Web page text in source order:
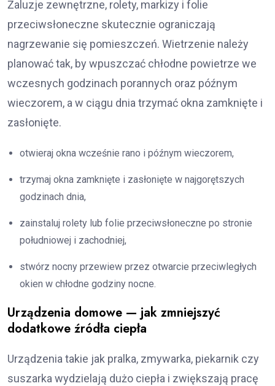
Żaluzje zewnętrzne, rolety, markizy i folie
przeciwsłoneczne skutecznie ograniczają
nagrzewanie się pomieszczeń. Wietrzenie należy
planować tak, by wpuszczać chłodne powietrze we
wczesnych godzinach porannych oraz późnym
wieczorem, a w ciągu dnia trzymać okna zamknięte i
zasłonięte.
otwieraj okna wcześnie rano i późnym wieczorem,
trzymaj okna zamknięte i zasłonięte w najgorętszych
godzinach dnia,
zainstaluj rolety lub folie przeciwsłoneczne po stronie
południowej i zachodniej,
stwórz nocny przewiew przez otwarcie przeciwległych
okien w chłodne godziny nocne.
Urządzenia domowe — jak zmniejszyć
dodatkowe źródła ciepła
Urządzenia takie jak pralka, zmywarka, piekarnik czy
suszarka wydzielają dużo ciepła i zwiększają pracę